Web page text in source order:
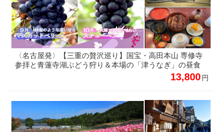
〈名古屋発〉【三重の贅沢巡り】国宝・高田本山 専修寺
参拝と青蓮寺湖ぶどう狩り＆本場の「津うなぎ」の昼食
13,800円